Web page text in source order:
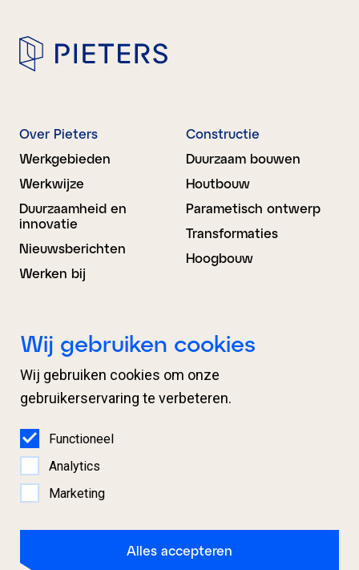
Wij gebruiken cookies
Wij gebruiken cookies om onze
gebruikerservaring te verbeteren.
Functioneel
Analytics
Marketing
Alles accepteren
Over Pieters
Werkgebieden
Werkwijze
Duurzaamheid en
innovatie
Nieuwsberichten
Werken bij
Constructie
Duurzaam bouwen
Houtbouw
Parametisch ontwerp
Transformaties
Hoogbouw
Ontwerp
Engineering
Proces­begeleiding
Expertises
Projectondersteuning
Organisatieondersteuni
ng
Toegankelijkheidsverklaring